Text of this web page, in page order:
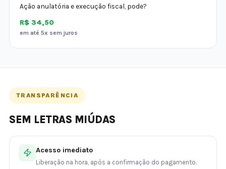
Ação anulatória e execução fiscal, pode?
R$ 34,50
em até 5x sem juros
TRANSPARÊNCIA
SEM LETRAS MIÚDAS
Acesso imediato
Liberação na hora, após a confirmação do pagamento.